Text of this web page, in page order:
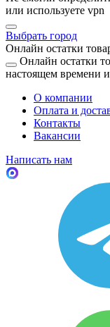
или используете vpn
Выбрать город
Онлайн остатки
Онлайн остатки
настоящем времени и
О компании
Оплата и
Контакты
Вакансии
Написать нам